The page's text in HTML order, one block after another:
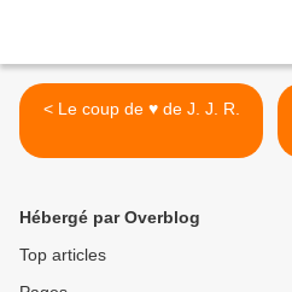
< Le coup de ♥ de J. J. R.
Hébergé par Overblog
Top articles